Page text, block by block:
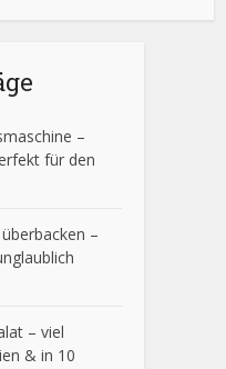
–
für den
–
– viel
& in 10